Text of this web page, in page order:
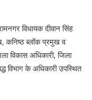
विधायक दीवान सिंह
कनिष्ठ ब्लॉक प्रमुख व
विकास अधिकारी, जिला
विभाग के अधिकारी उपस्थित